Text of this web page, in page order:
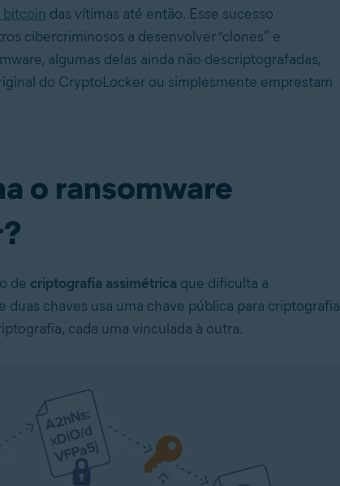
bitcoin das vítimas até então. Esse sucesso
cibercriminosos a desenvolver “clones” e
algumas delas ainda não descriptografadas,
do CryptoLocker ou simplesmente emprestam
o ransomware
de criptografia assimétrica que dificulta a
duas chaves usa uma chave pública para criptografia
cada uma vinculada à outra.